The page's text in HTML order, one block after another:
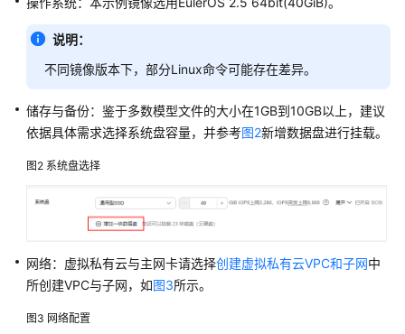
能
优
化
与
全
类
践
理
类
践
说明：
不同镜像版本下，部分Linux命令可能存在差异。
储存与备份：鉴于多数模型文件的大小在1GB到10GB以上，建议
依据具体需求选择系统盘容量，并参考图2新增数据盘进行挂载。
图2 系统盘选择
网络：虚拟私有云与主网卡请选择创建虚拟私有云VPC和子网中
所创建VPC与子网，如图3所示。
图3 网络配置